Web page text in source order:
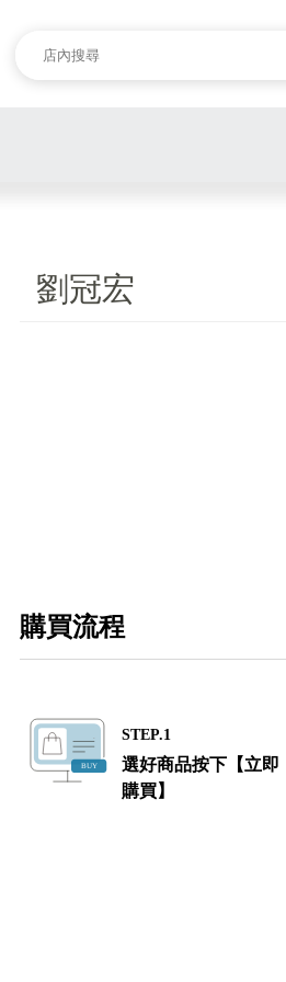
劉冠宏
購買流程
STEP.1
選好商品按下【立即
購買】